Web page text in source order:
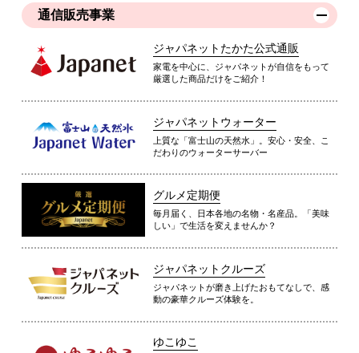
通信販売事業
ジャパネットたかた公式通販
家電を中心に、ジャパネットが自信をもって
厳選した商品だけをご紹介！
ジャパネットウォーター
上質な「富士山の天然水」。安心・安全、こ
だわりのウォーターサーバー
グルメ定期便
毎月届く、日本各地の名物・名産品。「美味
しい」で生活を変えませんか？
ジャパネットクルーズ
ジャパネットが磨き上げたおもてなしで、感
動の豪華クルーズ体験を。
ゆこゆこ